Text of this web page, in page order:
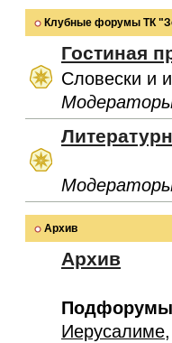
Клубные форумы ТК
Гостиная
Словески и
Архив
Архив
Иерусалиме,